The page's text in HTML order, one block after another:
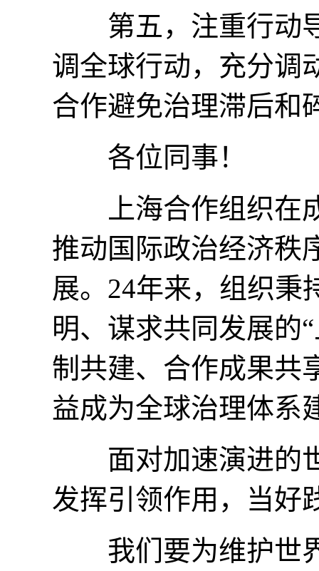
第五，注重行动导
调全球行动，充分调
合作避免治理滞后和
各位同事！
上海合作组织在成
推动国际政治经济秩
展。24年来，组织秉
明、谋求共同发展的
制共建、合作成果共
益成为全球治理体系
面对加速演进的世
发挥引领作用，当好
我们要为维护世界